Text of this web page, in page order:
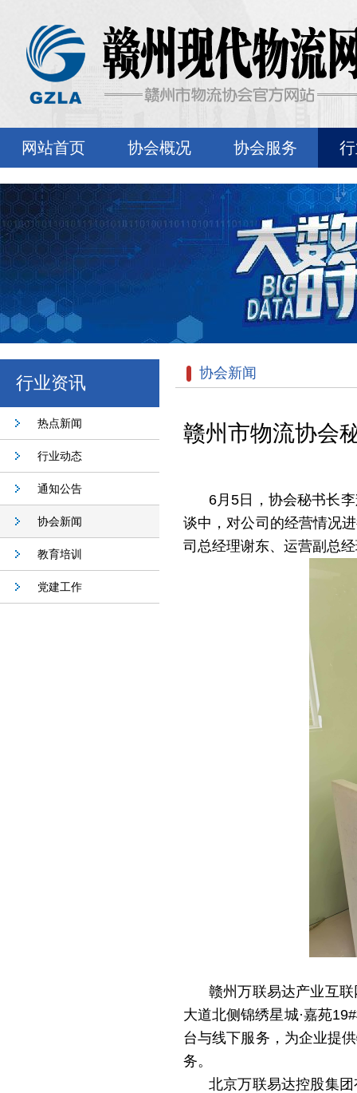
网站首页 协会概况 协会服务
行业资讯
热点新闻
行业动态
通知公告
协会新闻
教育培训
党建工作
协会新闻
赣州市物流协会
6月5日，协会秘书长
谈中，对公司的经营情况
司总经理谢东、运营副总
赣州万联易达产业互联
大道北侧锦绣星城·嘉苑
台与线下服务，为企业提
务。
北京万联易达控股集